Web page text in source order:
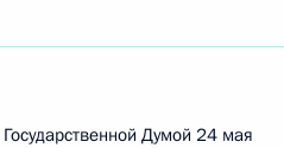
Думой 24 мая